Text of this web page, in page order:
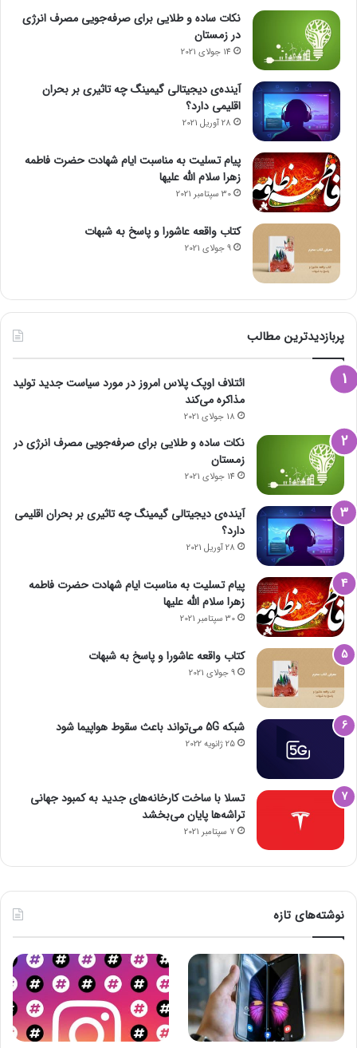
نکات ساده و طلایی برای صرفه‌جویی مصرف انرژی
در زمستان
14 جولای 2021
آینده‌ی دیجیتالی گیمینگ چه تاثیری بر بحران
اقلیمی دارد؟
28 آوریل 2021
پیام تسلیت به مناسبت ایام شهادت حضرت فاطمه
زهرا سلام الله علیها
30 سپتامبر 2021
کتاب واقعه عاشورا و پاسخ به شبهات
9 جولای 2021
پربازدیدترین مطالب
ائتلاف اوپک پلاس امروز در مورد سیاست جدید تولید
مذاکره می‌کند
18 جولای 2021
نکات ساده و طلایی برای صرفه‌جویی مصرف انرژی در
زمستان
14 جولای 2021
آینده‌ی دیجیتالی گیمینگ چه تاثیری بر بحران اقلیمی
دارد؟
28 آوریل 2021
پیام تسلیت به مناسبت ایام شهادت حضرت فاطمه
زهرا سلام الله علیها
30 سپتامبر 2021
کتاب واقعه عاشورا و پاسخ به شبهات
9 جولای 2021
شبکه 5G می‌تواند باعث سقوط هواپیما شود
25 ژانویه 2022
تسلا با ساخت کارخانه‌های جدید به کمبود جهانی
تراشه‌ها پایان می‌بخشد
7 سپتامبر 2021
نوشته‌های تازه